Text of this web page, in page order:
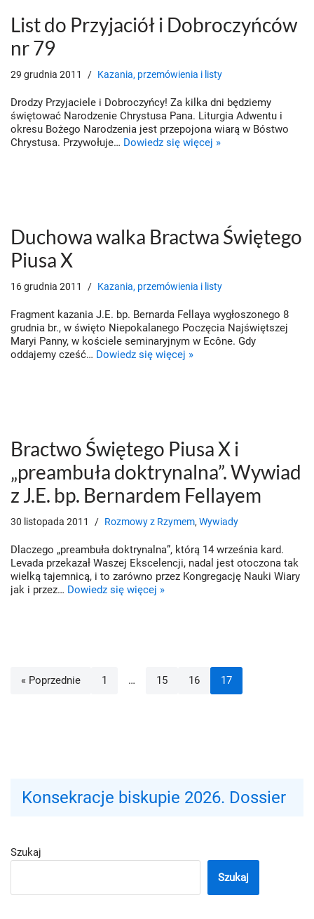
List do Przyjaciół i Dobroczyńców
nr 79
29 grudnia 2011 Kazania, przemówienia i listy
Drodzy Przyjaciele i Dobroczyńcy! Za kilka dni będziemy
świętować Narodzenie Chrystusa Pana. Liturgia Adwentu i
okresu Bożego Narodzenia jest przepojona wiarą w Bóstwo
Chrystusa. Przywołuje… Dowiedz się więcej »
Duchowa walka Bractwa Świętego
Piusa X
16 grudnia 2011 Kazania, przemówienia i listy
Fragment kazania J.E. bp. Bernarda Fellaya wygłoszonego 8
grudnia br., w święto Niepokalanego Poczęcia Najświętszej
Maryi Panny, w kościele seminaryjnym w Ecône. Gdy
oddajemy cześć… Dowiedz się więcej »
Bractwo Świętego Piusa X i
„preambuła doktrynalna”. Wywiad
z J.E. bp. Bernardem Fellayem
30 listopada 2011 Rozmowy z Rzymem, Wywiady
Dlaczego „preambuła doktrynalna”, którą 14 września kard.
Levada przekazał Waszej Ekscelencji, nadal jest otoczona tak
wielką tajemnicą, i to zarówno przez Kongregację Nauki Wiary
jak i przez… Dowiedz się więcej »
« Poprzednie 1 … 15 16 17
Konsekracje biskupie 2026. Dossier
Szukaj
Szukaj